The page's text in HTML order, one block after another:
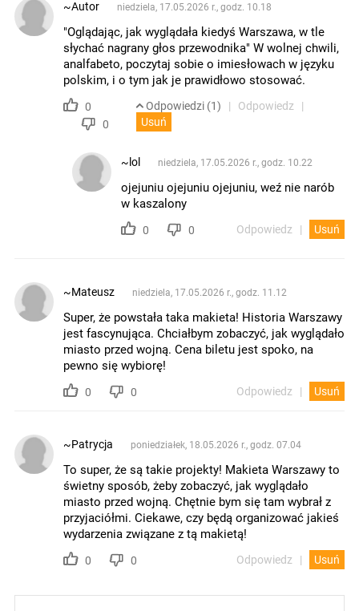
~Autor niedziela, 17.05.2026 r., godz. 10.18
"Oglądając, jak wyglądała kiedyś Warszawa, w tle
słychać nagrany głos przewodnika" W wolnej chwili,
analfabeto, poczytaj sobie o imiesłowach w języku
polskim, i o tym jak je prawidłowo stosować.
0
0
Odpowiedzi (1)
Odpowiedz
Usuń
~lol niedziela, 17.05.2026 r., godz. 10.22
ojejuniu ojejuniu ojejuniu, weź nie narób
w kaszalony
0 0 Odpowiedz Usuń
~Mateusz niedziela, 17.05.2026 r., godz. 11.12
Super, że powstała taka makieta! Historia Warszawy
jest fascynująca. Chciałbym zobaczyć, jak wyglądało
miasto przed wojną. Cena biletu jest spoko, na
pewno się wybiorę!
0 0 Odpowiedz Usuń
~Patrycja poniedziałek, 18.05.2026 r., godz. 07.04
To super, że są takie projekty! Makieta Warszawy to
świetny sposób, żeby zobaczyć, jak wyglądało
miasto przed wojną. Chętnie bym się tam wybrał z
przyjaciółmi. Ciekawe, czy będą organizować jakieś
wydarzenia związane z tą makietą!
0 0 Odpowiedz Usuń